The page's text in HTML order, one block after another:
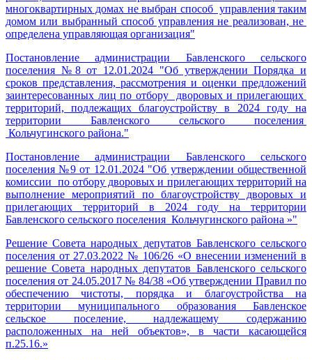
многоквартирных домах не выбран способ управления таким
домом или выбранный способ управления не реализован, не
определена управляющая организация"
Постановление администрации Бавленского сельского
поселения №8 от 12.01.2024 "Об утверждении Порядка и
сроков представления, рассмотрения и оценки предложений
заинтересованных лиц по отбору дворовых и прилегающих
территорий, подлежащих благоустройству в 2024 году на
территории Бавленского сельского поселения
Кольчугинского района."
Постановление администрации Бавленского сельского
поселения №9 от 12.01.2024 "Об утверждении общественной
комиссии по отбору дворовых и прилегающих территорий на
выполнение мероприятий по благоустройству дворовых и
прилегающих территорий в 2024 году на территории
Бавленского сельского поселения Кольчугинского района »"
Решение Совета народных депутатов Бавленского сельского
поселения от 27.03.2022 № 106/26 «О внесении изменений в
решение Совета народных депутатов Бавленского сельского
поселения от 24.05.2017 № 84/38 «Об утверждении Правил по
обеспечению чистоты, порядка и благоустройства на
территории муниципального образования Бавленское
сельское поселение, надлежащему содержанию
расположенных на ней объектов», в части касающейся
п.25.16.»